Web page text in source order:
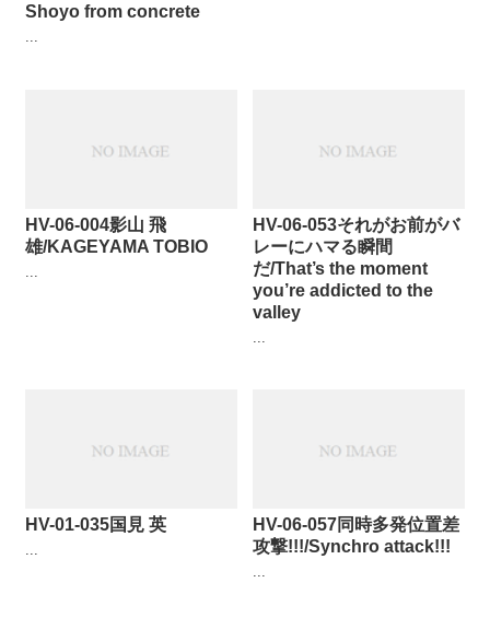
Shoyo from concrete
HV-06-004影山 飛
雄/KAGEYAMA TOBIO
HV-06-053それがお前がバ
レーにハマる瞬間
だ/That’s the moment
you’re addicted to the
valley
HV-01-035国見 英
...
HV-06-057同時多発位置差
攻撃!!!/Synchro attack!!!
...